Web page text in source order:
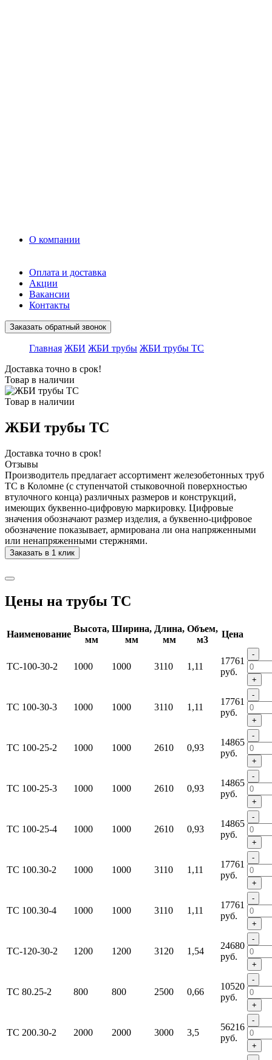
О компании
Оплата и доставка
Акции
Вакансии
Контакты
Заказать обратный звонок
Главная ЖБИ ЖБИ трубы ЖБИ трубы ТС
Доставка точно в срок!
Товар в наличии
Товар в наличии
ЖБИ трубы ТС
Доставка точно в срок!
Отзывы
Производитель предлагает ассортимент железобетонных труб
ТС в Коломне (с ступенчатой стыковочной поверхностью
втулочного конца) различных размеров и конструкций,
имеющих буквенно-цифровую маркировку. Цифровые
значения обозначают размер изделия, а буквенно-цифровое
обозначение показывает, армирована ли она напряженными
или ненапряженными стержнями.
Заказать в 1 клик
Цены на трубы ТС
Наименование
Высота,
мм
Ширина,
мм
Длина,
мм
Объем,
м3
Цена
ТС-100-30-2 1000 1000 3110 1,11
17761
руб.
-
+
ТС 100-30-3 1000 1000 3110 1,11
17761
руб.
-
+
ТС 100-25-2 1000 1000 2610 0,93
14865
руб.
-
+
ТС 100-25-3 1000 1000 2610 0,93
14865
руб.
-
+
ТС 100-25-4 1000 1000 2610 0,93
14865
руб.
-
+
ТС 100.30-2 1000 1000 3110 1,11
17761
руб.
-
+
ТС 100.30-4 1000 1000 3110 1,11
17761
руб.
-
+
ТС-120-30-2 1200 1200 3120 1,54
24680
руб.
-
+
ТС 80.25-2 800 800 2500 0,66
10520
руб.
-
+
ТС 200.30-2 2000 2000 3000 3,5
56216
руб.
-
+